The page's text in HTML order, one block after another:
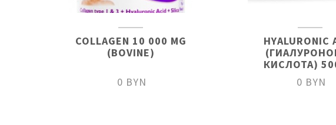
COLLAGEN 10 000 MG
(BOVINE)
0 BYN
HYALURONIC
КИСЛОТА)
0 BYN